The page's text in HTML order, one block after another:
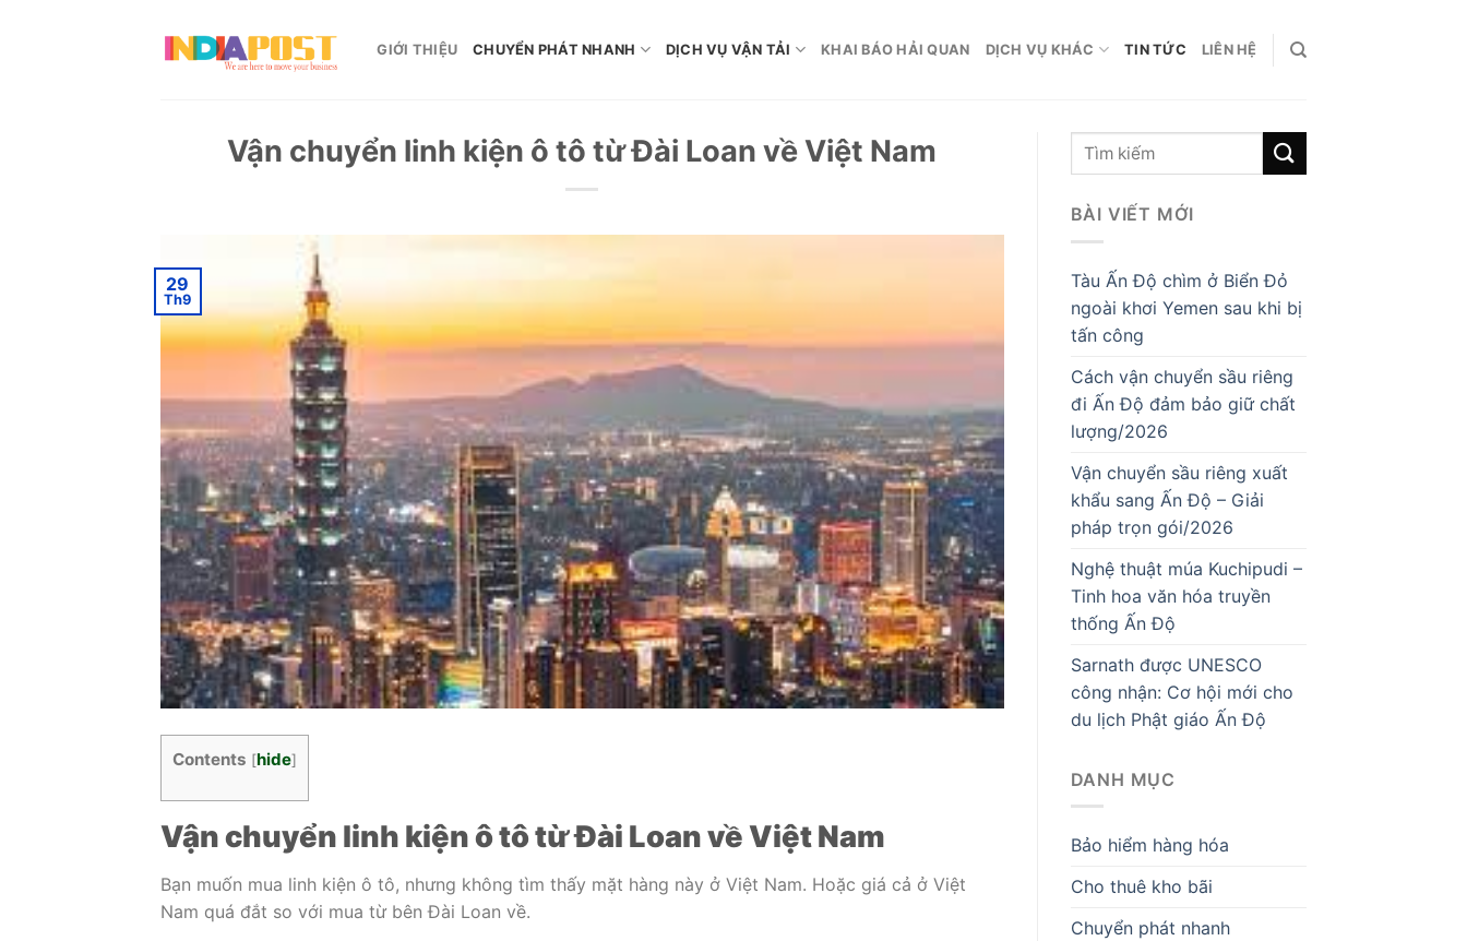
GIỚI THIỆU CHUYỂN PHÁT NHANH DỊCH VỤ VẬN TẢI KHAI BÁO HẢI QUAN DỊCH VỤ KHÁC TIN TỨC LIÊN HỆ
Vận chuyển linh kiện ô tô từ Đài Loan về Việt Nam
29
Th9
Contents [hide]
Vận chuyển linh kiện ô tô từ Đài Loan về Việt Nam
Bạn muốn mua linh kiện ô tô, nhưng không tìm thấy mặt hàng này ở Việt Nam. Hoặc giá cả ở Việt
Nam quá đắt so với mua từ bên Đài Loan về.
BÀI VIẾT MỚI
Tàu Ấn Độ chìm ở Biển Đỏ
ngoài khơi Yemen sau khi bị
tấn công
Cách vận chuyển sầu riêng
đi Ấn Độ đảm bảo giữ chất
lượng/2026
Vận chuyển sầu riêng xuất
khẩu sang Ấn Độ – Giải
pháp trọn gói/2026
Nghệ thuật múa Kuchipudi –
Tinh hoa văn hóa truyền
thống Ấn Độ
Sarnath được UNESCO
công nhận: Cơ hội mới cho
du lịch Phật giáo Ấn Độ
DANH MỤC
Bảo hiểm hàng hóa
Cho thuê kho bãi
Chuyển phát nhanh